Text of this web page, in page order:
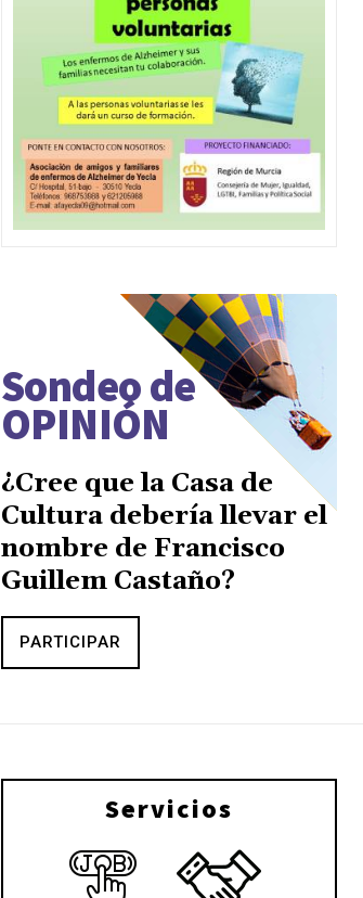
Sondeo de
OPINIÓN
¿Cree que la Casa de
Cultura debería llevar el
nombre de Francisco
Guillem Castaño?
PARTICIPAR
Servicios